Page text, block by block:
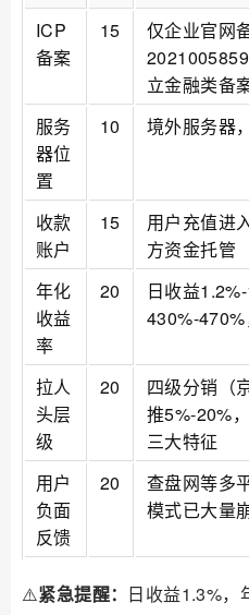
ICP
备案
15
仅企业官网
立金融类备
服务
器位
置
10 境外服务器
收款
账户
15
用户充值进
方资金托管
年化
收益
率
20
日收益
430%-
拉人
头层
级
20
四级分销（
推5%-20%
三大特征
用户
负面
反馈
20
查盘网等多
模式已大量
⚠️紧急提醒： 日收益1.3%，